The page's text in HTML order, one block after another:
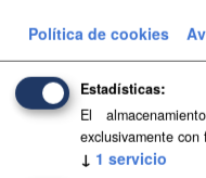
Aviso Legal del
Filtrar Resultados
Islas y municipios
Política de cookies
Estadísticas
El
exclusivamente
↓ 1 servicio